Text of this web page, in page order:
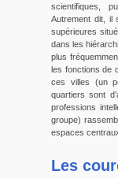
scientifiques,
Autrement dit, il
supérieures
dans les
plus
les fonctions de
ces villes (un
quartiers sont
professions
groupe)
espaces
Les